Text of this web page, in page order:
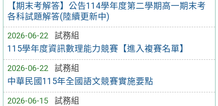
【期末考解答】公告114學年度第二學期高一期末考
各科試題解答(陸續更新中)
2026-06-22
試務組
115學年度資訊數理能力競賽【進入複賽名單】
2026-06-22
試務組
中華民國115年全國語文競賽實施要點
2026-06-15
試務組